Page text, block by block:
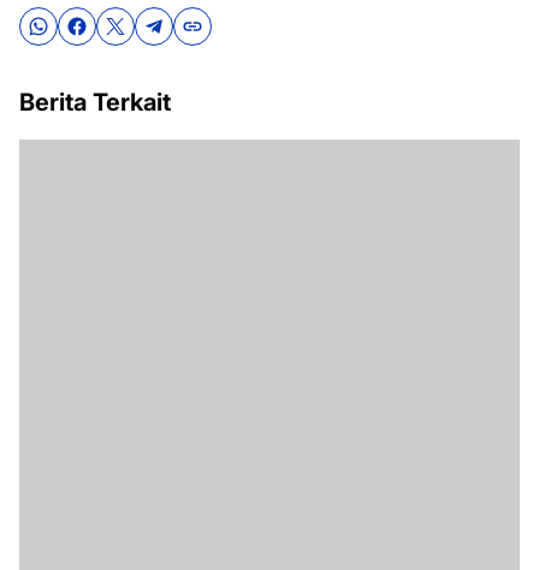
Berita Terkait